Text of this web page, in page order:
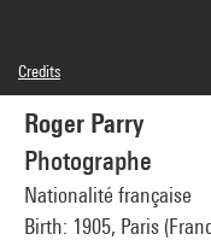
Roger Parry
Photographe
Nationalité française
Birth: 1905, Paris
Credits
© droits réservés
Photo credits : Centre
GrandPalaisRmn
Image reference : 4N56240
Image presentation :